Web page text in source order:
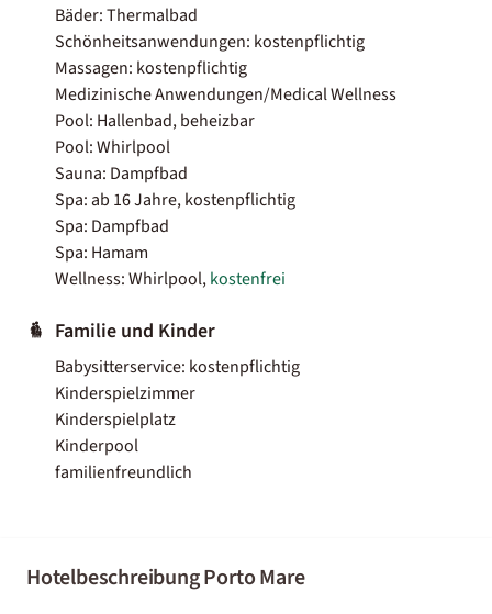
Bäder: Thermalbad
Schönheitsanwendungen: kostenpflichtig
Massagen: kostenpflichtig
Medizinische Anwendungen/Medical Wellness
Pool: Hallenbad, beheizbar
Pool: Whirlpool
Sauna: Dampfbad
Spa: ab 16 Jahre, kostenpflichtig
Spa: Dampfbad
Spa: Hamam
Wellness: Whirlpool,kostenfrei
Familie und Kinder
Babysitterservice: kostenpflichtig
Kinderspielzimmer
Kinderspielplatz
Kinderpool
familienfreundlich
Hotelbeschreibung Porto Mare